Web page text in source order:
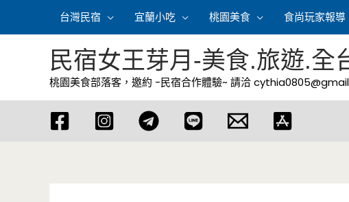
容
台灣民宿 宜蘭小吃 桃園美食 食尚玩家報導
民宿女王芽月-美食.旅遊.全
桃園美食部落客，邀約 -民宿合作體驗~ 請洽